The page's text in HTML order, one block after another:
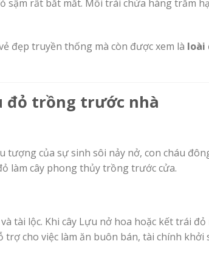
sậm rất bắt mắt. Mỗi trái chứa hàng trăm
đẹp truyền thống mà còn được xem là loài
đỏ trồng trước nhà
tượng của sự sinh sôi nảy nở, con cháu
làm cây phong thủy trồng trước cửa.
tài lộc. Khi cây Lựu nở hoa hoặc kết trái
cho việc làm ăn buôn bán, tài chính khởi